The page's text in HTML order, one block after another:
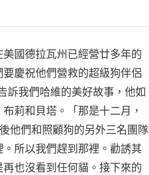
國德拉瓦州已經營廿多年的
慶祝他們營救的超級狗伴侶
訴我們哈維的美好故事，他如
莉和貝塔。「那是十二月，
他們和照顧狗的另外三名團隊
所以我們趕到那裡。勸誘其
也沒看到任何貓。接下來的